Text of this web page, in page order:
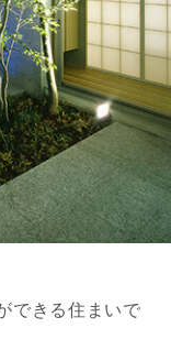
できる住まいで